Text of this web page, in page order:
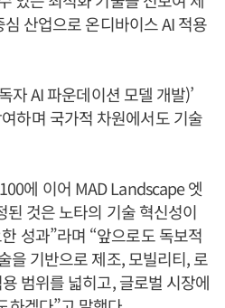
심 산업으로 온디바이스 AI 적용
자 AI 파운데이션 모델 개발)’
하며 국가적 차원에서도 기술
에 이어 MAD Landscape 엣
된 것은 노타의 기술 혁신성이
성과”라며 “앞으로도 독보적
을 기반으로 제조, 모빌리티, 로
범위를 넓히고, 글로벌 시장에